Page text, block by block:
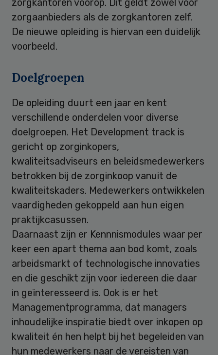
zorgaanbieders als de zorgkantoren zelf.
De nieuwe opleiding is hiervan een duidelijk
voorbeeld.
Doelgroepen
De opleiding duurt een jaar en kent
verschillende onderdelen voor diverse
doelgroepen. Het Development track is
gericht op zorginkopers,
kwaliteitsadviseurs en beleidsmedewerkers
betrokken bij de zorginkoop vanuit de
kwaliteitskaders. Medewerkers ontwikkelen
vaardigheden gekoppeld aan hun eigen
praktijkcasussen.
Daarnaast zijn er Kennnismodules waar per
keer een apart thema aan bod komt, zoals
arbeidsmarkt of technologische innovaties
en die geschikt zijn voor iedereen die daar
in geïnteresseerd is. Ook is er het
Managementprogramma, dat managers
inhoudelijke inspiratie biedt over inkopen op
kwaliteit én hen helpt bij het begeleiden van
hun medewerkers naar de vereisten van